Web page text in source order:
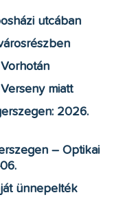
utcában
miatt
2026.
– Optikai
ünnepelték